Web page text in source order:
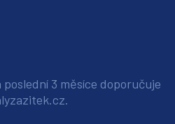
3 měsíce doporučuje